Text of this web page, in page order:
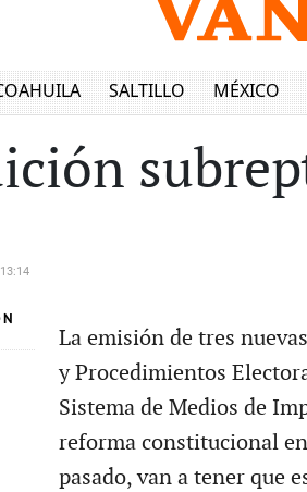
SALTILLO MÉXICO
La emisión de tres
y Procedimientos
Sistema de Medios de
reforma constitucional
pasado, van a tener que